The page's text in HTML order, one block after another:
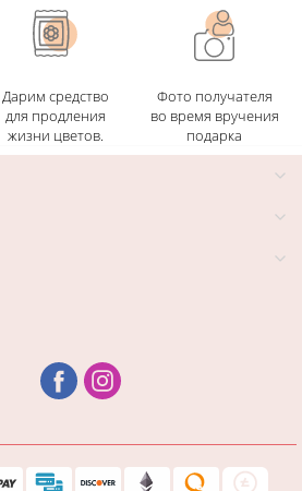
Дарим средство
для продления
жизни цветов.
Фото получателя
во время вручения
подарка